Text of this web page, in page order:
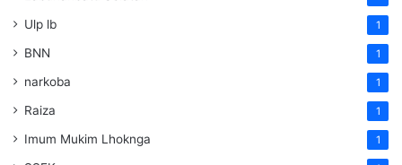
Ulp lb 1
BNN 1
narkoba 1
Raiza 1
Imum Mukim Lhoknga 1